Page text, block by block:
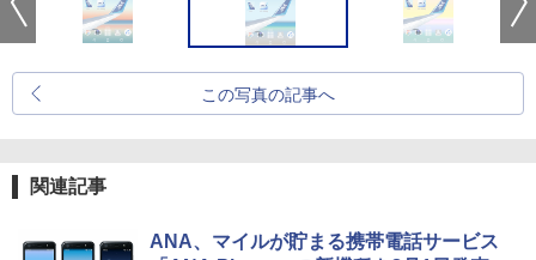
この写真の記事へ
関連記事
ANA、マイルが貯まる携帯電話サービス